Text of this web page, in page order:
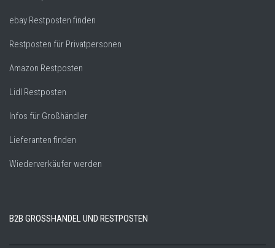
ebay Restposten finden
Restposten für Privatpersonen
Amazon Restposten
Lidl Restposten
Infos für Großhändler
Lieferanten finden
Wiederverkäufer werden
B2B GROSSHANDEL UND RESTPOSTEN